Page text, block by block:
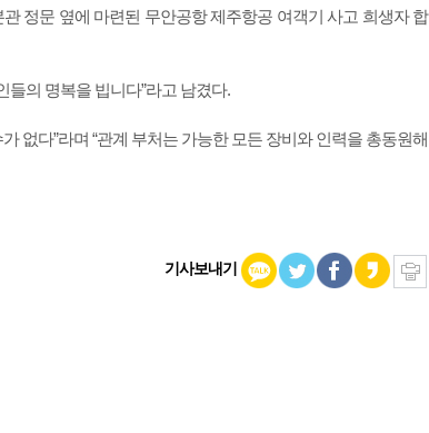
정문 옆에 마련된 무안공항 제주항공 여객기 사고 희생자 합
들의 명복을 빕니다”라고 남겼다.
없다”라며 “관계 부처는 가능한 모든 장비와 인력을 총동원해
기사보내기